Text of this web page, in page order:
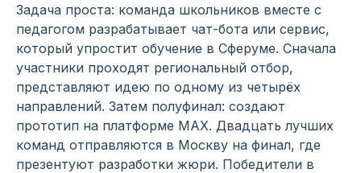
Задача проста: команда школьников вместе с
педагогом разрабатывает чат-бота или сервис,
который упростит обучение в Сферуме. Сначала
участники проходят региональный отбор,
представляют идею по одному из четырёх
направлений. Затем полуфинал: создают
прототип на платформе MAX. Двадцать лучших
команд отправляются в Москву на финал, где
презентуют разработки жюри. Победители в